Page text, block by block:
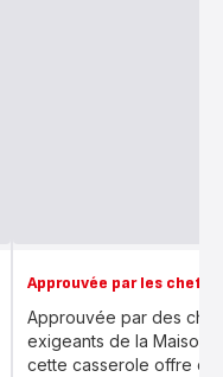
Approuvée par les chefs
Approuvée par des
exigeants de la Maison
cette casserole offre